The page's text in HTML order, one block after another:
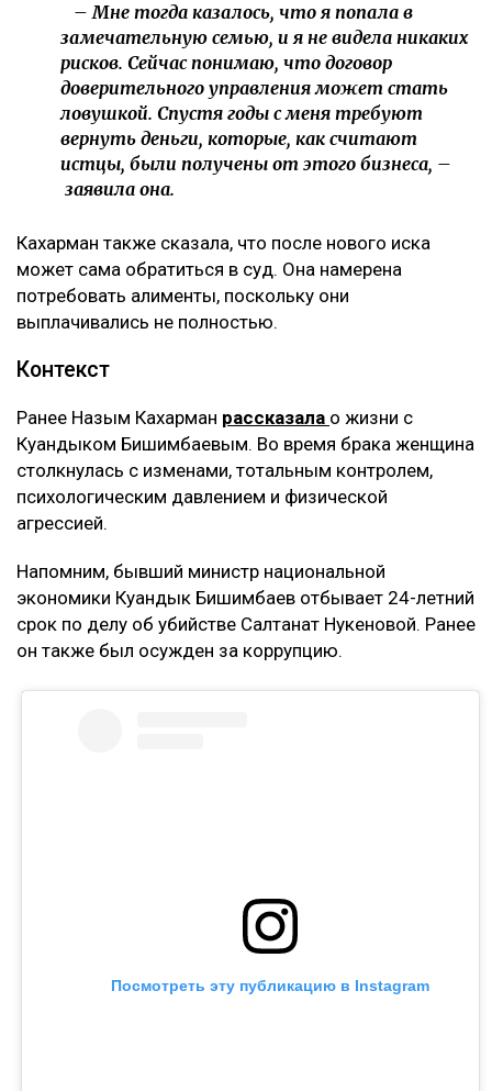
– Мне тогда казалось, что я попала в
замечательную семью, и я не видела никаких
рисков. Сейчас понимаю, что договор
доверительного управления может стать
ловушкой. Спустя годы с меня требуют
вернуть деньги, которые, как считают
истцы, были получены от этого бизнеса, –
заявила она.
Кахарман также сказала, что после нового иска
может сама обратиться в суд. Она намерена
потребовать алименты, поскольку они
выплачивались не полностью.
Контекст
Ранее Назым Кахарман рассказала о жизни с
Куандыком Бишимбаевым. Во время брака женщина
столкнулась с изменами, тотальным контролем,
психологическим давлением и физической
агрессией.
Напомним, бывший министр национальной
экономики Куандык Бишимбаев отбывает 24-летний
срок по делу об убийстве Салтанат Нукеновой. Ранее
он также был осужден за коррупцию.
Посмотреть эту публикацию в Instagram